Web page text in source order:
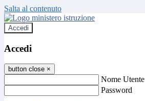
Salta al contenuto
Accedi
Accedi
button close ×
Nome Utente
Password